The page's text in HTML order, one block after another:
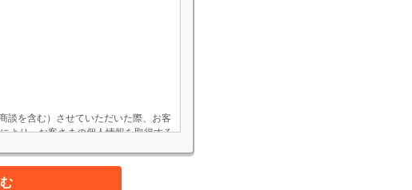
談を含む）させていただいた際、お客
より、お客さまの個人情報を取得する
ません。